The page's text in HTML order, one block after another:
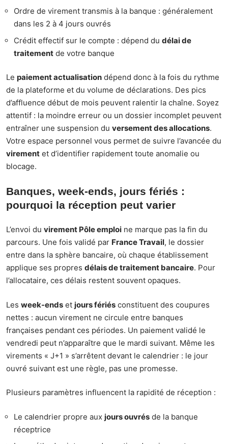
Ordre de virement transmis à la banque : généralement
dans les 2 à 4 jours ouvrés
Crédit effectif sur le compte : dépend du délai de
traitement de votre banque
Le paiement actualisation dépend donc à la fois du rythme
de la plateforme et du volume de déclarations. Des pics
d’affluence début de mois peuvent ralentir la chaîne. Soyez
attentif : la moindre erreur ou un dossier incomplet peuvent
entraîner une suspension du versement des allocations.
Votre espace personnel vous permet de suivre l’avancée du
virement et d’identifier rapidement toute anomalie ou
blocage.
Banques, week-ends, jours fériés :
pourquoi la réception peut varier
L’envoi du virement Pôle emploi ne marque pas la fin du
parcours. Une fois validé par France Travail, le dossier
entre dans la sphère bancaire, où chaque établissement
applique ses propres délais de traitement bancaire. Pour
l’allocataire, ces délais restent souvent opaques.
Les week-ends et jours fériés constituent des coupures
nettes : aucun virement ne circule entre banques
françaises pendant ces périodes. Un paiement validé le
vendredi peut n’apparaître que le mardi suivant. Même les
virements « J+1 » s’arrêtent devant le calendrier : le jour
ouvré suivant est une règle, pas une promesse.
Plusieurs paramètres influencent la rapidité de réception :
Le calendrier propre aux jours ouvrés de la banque
réceptrice